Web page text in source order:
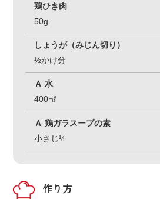
鶏ひき肉
50g
しょうが（みじん切り）
½かけ分
Ａ 水
400㎖
Ａ 鶏ガラスープの素
小さじ½
作り方